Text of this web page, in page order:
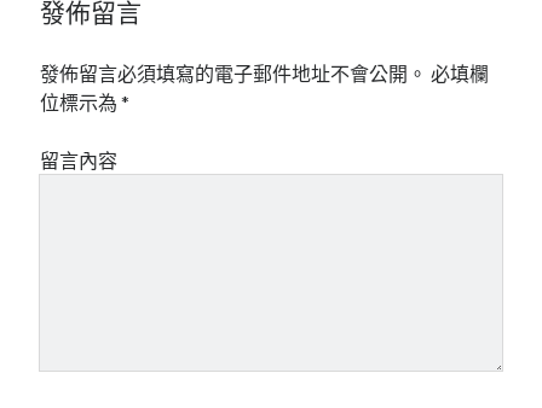
發佈留言
發佈留言必須填寫的電子郵件地址不會公開。 必填欄
位標示為*
留言內容